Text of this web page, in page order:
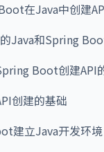
在Java中创建
Java和Spring
Boot创建API
创建的基础
建立Java开发环境